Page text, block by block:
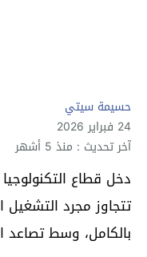
حسيمة سيتي
24 فبراير 2026
آخر تحديث : منذ 5 أشهر
تتجاوز مجرد التشغيل
بالكامل، وسط تصاعد